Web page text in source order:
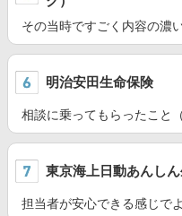
その当時ですごく内容の濃
明治安田生命保険
相談に乗ってもらったこと
東京海上日動あんし
担当者が安心できる感じで